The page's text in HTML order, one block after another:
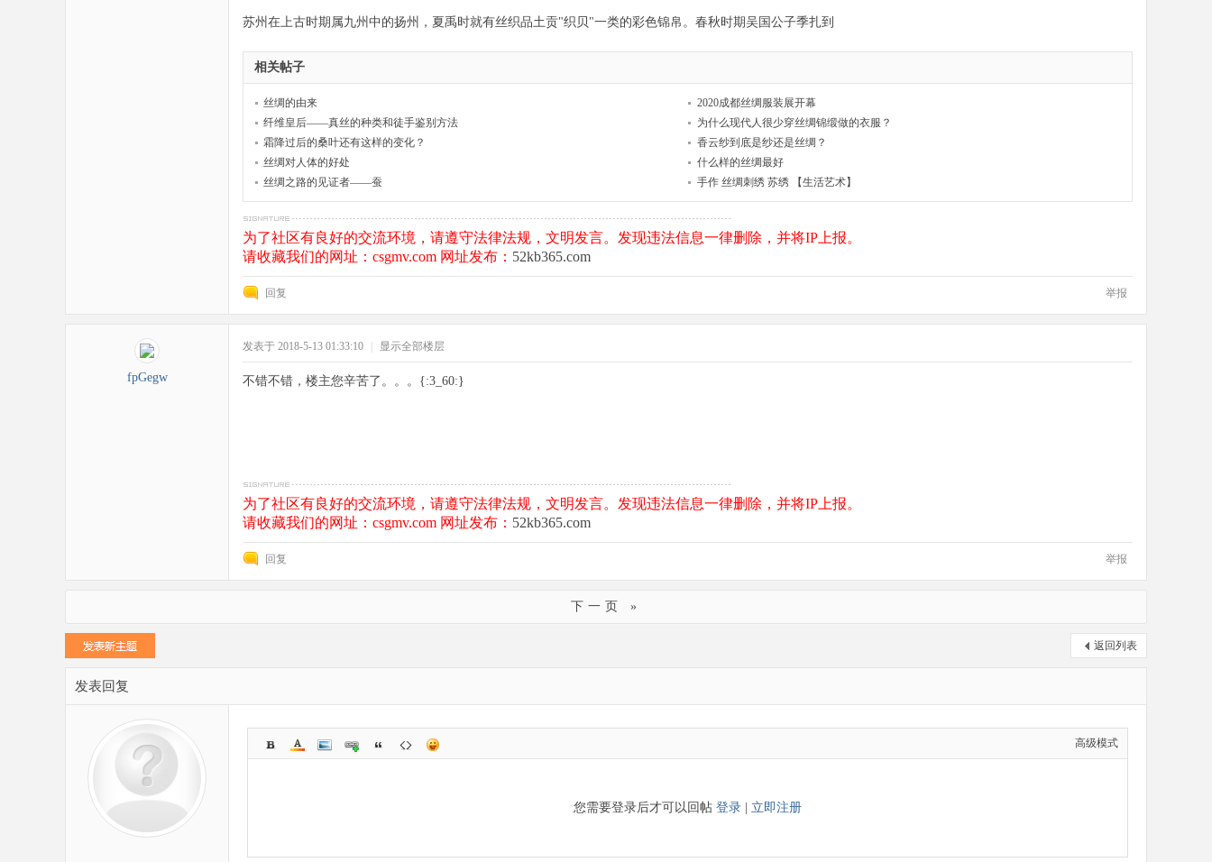
苏州在上古时期属九州中的扬州，夏禹时就有丝织品土贡"织贝"一类的彩色锦帛。春秋时期吴国公子季扎到
相关帖子
丝绸的由来
2020成都丝绸服装展开幕
纤维皇后——真丝的种类和徒手鉴别方法
为什么现代人很少穿丝绸锦缎做的衣服？
霜降过后的桑叶还有这样的变化？
香云纱到底是纱还是丝绸？
丝绸对人体的好处
什么样的丝绸最好
丝绸之路的见证者——蚕
手作 丝绸刺绣 苏绣 【生活艺术】
为了社区有良好的交流环境，请遵守法律法规，文明发言。发现违法信息一律删除，并将IP上报。
请收藏我们的网址：csgmv.com 网址发布： 52kb365.com
回复 举报
fpGegw
发表于 2018-5-13 01:33:10 显示全部楼层
不错不错，楼主您辛苦了。。。{:3_60:}
为了社区有良好的交流环境，请遵守法律法规，文明发言。发现违法信息一律删除，并将IP上报。
请收藏我们的网址：csgmv.com 网址发布： 52kb365.com
回复 举报
下一页 »
返回列表
发表回复
高级模式
您需要登录后才可以回帖 登录 立即注册